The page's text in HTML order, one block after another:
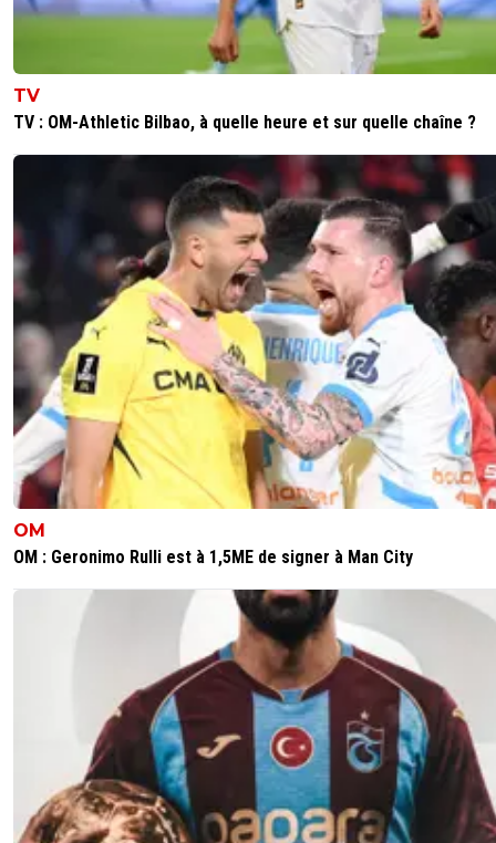
TV
TV : OM-Athletic Bilbao, à quelle heure et sur quelle chaîne ?
OM
OM : Geronimo Rulli est à 1,5ME de signer à Man City